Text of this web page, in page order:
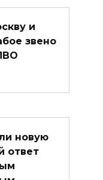
и
звено
новую
ответ